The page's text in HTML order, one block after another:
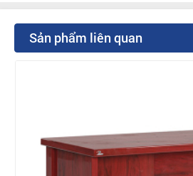
Sản phẩm liên quan